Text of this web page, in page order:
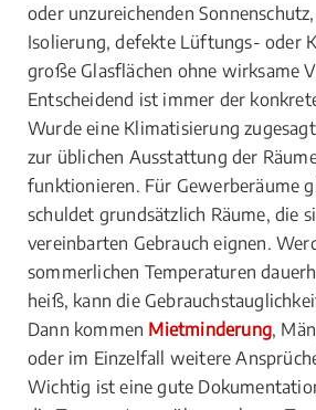
oder unzureichenden
Isolierung, defekte Lüftungs- oder
große Glasflächen ohne wirksame
Entscheidend ist immer der
Wurde eine Klimatisierung
zur üblichen Ausstattung der
funktionieren. Für Gewerberäume
schuldet grundsätzlich Räume, die
vereinbarten Gebrauch eignen.
sommerlichen Temperaturen
heiß, kann die
Dann kommen Mietminderung,
oder im Einzelfall weitere
Wichtig ist eine gute